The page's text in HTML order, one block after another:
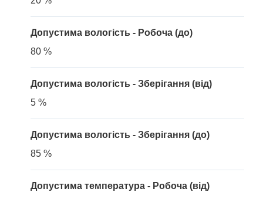
Допустима вологість - Робоча (до)
80 %
Допустима вологість - Зберігання (від)
5 %
Допустима вологість - Зберігання (до)
85 %
Допустима температура - Робоча (від)